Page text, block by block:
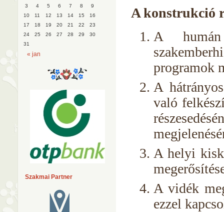
A konstrukció
A humán
programok
A
való
A helyi
A vidék
ezzel
« jan
3
4 5 6 7 8
9
10
11 12 13 14 15
16
17
18 19 20 21 22
23
24
25 26 27 28 29
30
31
Szakmai Partner